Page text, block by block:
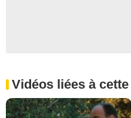
Vidéos liées à